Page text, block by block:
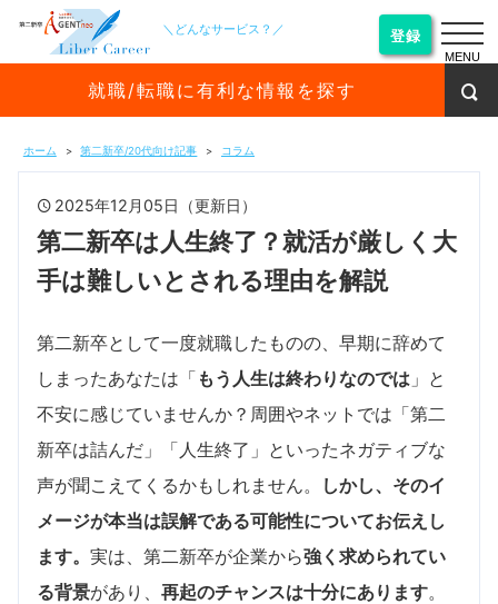
＼どんなサービス？／ 登録
就職/転職に有利な情報を探す
ホーム 第二新卒/20代向け記事 コラム
2025年12月05日（更新日）
第二新卒は人生終了？就活が厳しく大
手は難しいとされる理由を解説
第二新卒として一度就職したものの、早期に辞めて
しまったあなたは「 もう人生は終わりなのでは 」と
不安に感じていませんか？周囲やネットでは「第二
新卒は詰んだ」「人生終了」といったネガティブな
声が聞こえてくるかもしれません。
しかし、そのイ
メージが本当は誤解である可能性についてお伝えし
ます。 実は、第二新卒が企業から強く求められてい
る背景があり、 再起のチャンスは十分にあります。
MENU